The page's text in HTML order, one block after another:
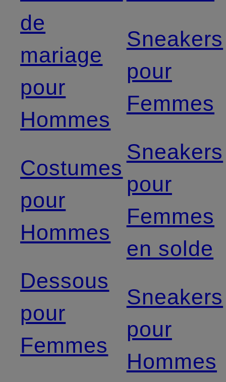
de
mariage
pour
Hommes
Costumes
pour
Hommes
Dessous
pour
Femmes
Sneakers
pour
Femmes
Sneakers
pour
Femmes
en solde
Sneakers
pour
Hommes